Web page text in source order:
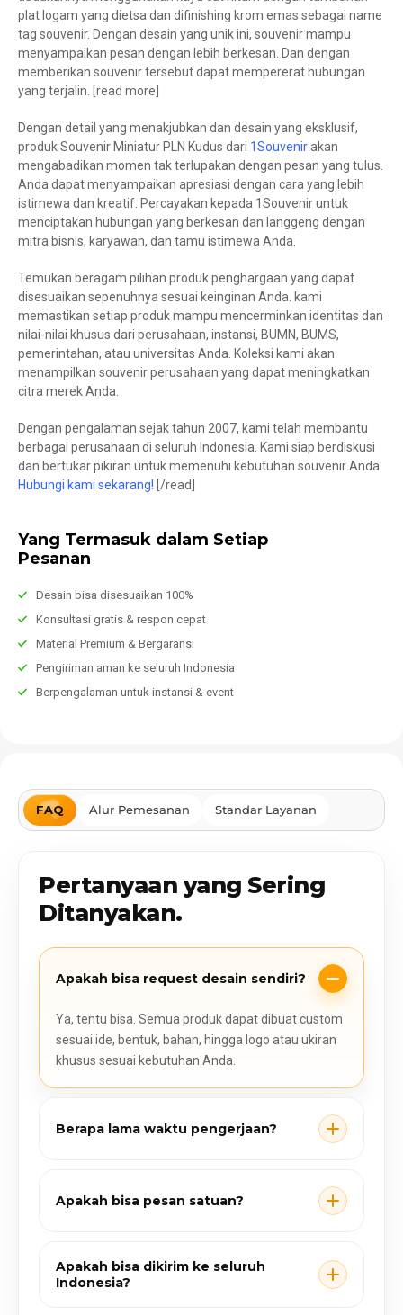
plat logam yang dietsa dan difinishing krom emas sebagai name
tag souvenir. Dengan desain yang unik ini, souvenir mampu
menyampaikan pesan dengan lebih berkesan. Dan dengan
memberikan souvenir tersebut dapat mempererat hubungan
yang terjalin. [read more]
Dengan detail yang menakjubkan dan desain yang eksklusif,
produk Souvenir Miniatur PLN Kudus dari 1Souvenirakan
mengabadikan momen tak terlupakan dengan pesan yang tulus.
Anda dapat menyampaikan apresiasi dengan cara yang lebih
istimewa dan kreatif. Percayakan kepada 1Souvenir untuk
menciptakan hubungan yang berkesan dan langgeng dengan
mitra bisnis, karyawan, dan tamu istimewa Anda.
Temukan beragam pilihan produk penghargaan yang dapat
disesuaikan sepenuhnya sesuai keinginan Anda. kami
memastikan setiap produk mampu mencerminkan identitas dan
nilai-nilai khusus dari perusahaan, instansi, BUMN, BUMS,
pemerintahan, atau universitas Anda. Koleksi kami akan
menampilkan souvenir perusahaan yang dapat meningkatkan
citra merek Anda.
Dengan pengalaman sejak tahun 2007, kami telah membantu
berbagai perusahaan di seluruh Indonesia. Kami siap berdiskusi
dan bertukar pikiran untuk memenuhi kebutuhan souvenir Anda.
Hubungi kami sekarang! [/read]
Yang Termasuk dalam Setiap
Pesanan
Desain bisa disesuaikan 100%
Konsultasi gratis & respon cepat
Material Premium & Bergaransi
Pengiriman aman ke seluruh Indonesia
Berpengalaman untuk instansi & event
FAQ Alur Pemesanan Standar Layanan
Pertanyaan yang Sering
Ditanyakan.
Apakah bisa request desain sendiri?
Ya, tentu bisa. Semua produk dapat dibuat custom
sesuai ide, bentuk, bahan, hingga logo atau ukiran
khusus sesuai kebutuhan Anda.
Berapa lama waktu pengerjaan?
Apakah bisa pesan satuan?
Apakah bisa dikirim ke seluruh
Indonesia?